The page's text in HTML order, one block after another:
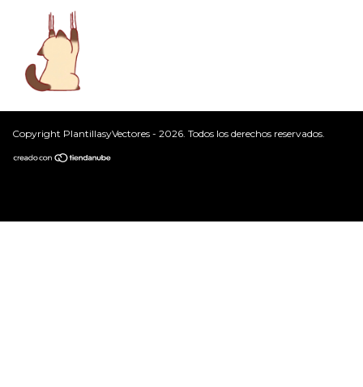
Copyright PlantillasyVectores - 2026. Todos los derechos reservados.